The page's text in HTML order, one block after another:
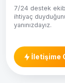
7/24 destek
ihtiyaç
yanınızdayız.
İletişime